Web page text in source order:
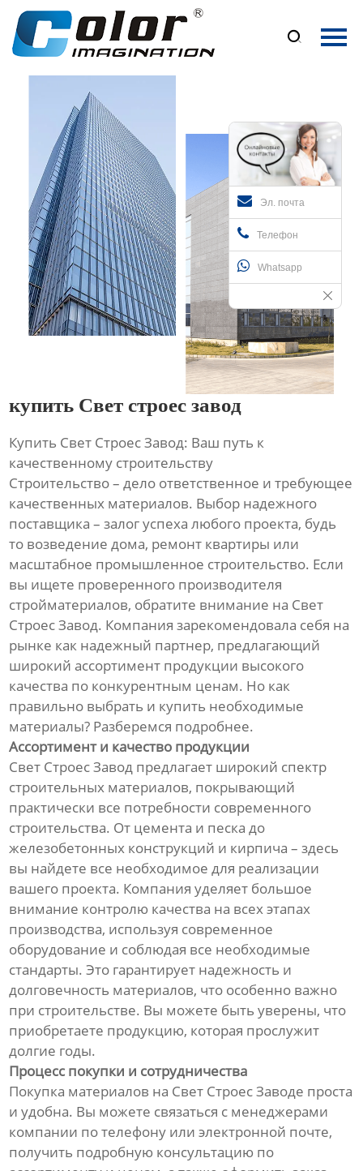

Главная
Продукция
Новости
Контакты
Эл. почта
Телефон
Whatsapp
купить Свет строес завод
Купить Свет Строес Завод: Ваш путь к
качественному строительству
Строительство – дело ответственное и требующее
качественных материалов. Выбор надежного
поставщика – залог успеха любого проекта, будь
то возведение дома, ремонт квартиры или
масштабное промышленное строительство. Если
вы ищете проверенного производителя
стройматериалов, обратите внимание на Свет
Строес Завод. Компания зарекомендовала себя на
рынке как надежный партнер, предлагающий
широкий ассортимент продукции высокого
качества по конкурентным ценам. Но как
правильно выбрать и купить необходимые
материалы? Разберемся подробнее.
Ассортимент и качество продукции
Свет Строес Завод предлагает широкий спектр
строительных материалов, покрывающий
практически все потребности современного
строительства. От цемента и песка до
железобетонных конструкций и кирпича – здесь
вы найдете все необходимое для реализации
вашего проекта. Компания уделяет большое
внимание контролю качества на всех этапах
производства, используя современное
оборудование и соблюдая все необходимые
стандарты. Это гарантирует надежность и
долговечность материалов, что особенно важно
при строительстве. Вы можете быть уверены, что
приобретаете продукцию, которая прослужит
долгие годы.
Процесс покупки и сотрудничества
Покупка материалов на Свет Строес Заводе проста
и удобна. Вы можете связаться с менеджерами
компании по телефону или электронной почте,
получить подробную консультацию по